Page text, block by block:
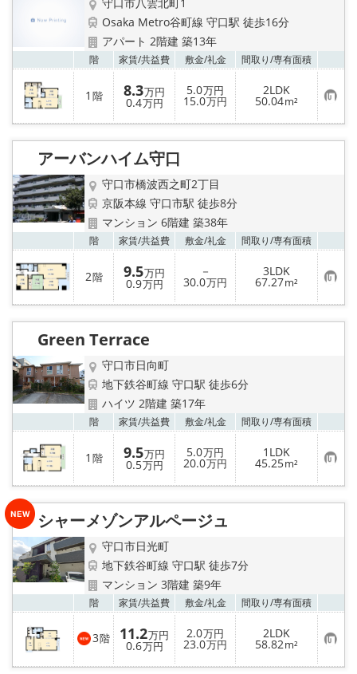
Osaka Metro谷町線 守口駅 徒歩16分
アパート 2階建 築13年
階 家賃/共益費 敷金/礼金 間取り/専有面積
1 階 8.3万円
0.4万円
5.0万円
15.0万円
2LDK
50.04m² お
気
に
り
アーバンハイム守口
守口市橋波西之町2丁目
京阪本線 守口市駅 徒歩8分
マンション 6階建 築38年
階 家賃/共益費 敷金/礼金 間取り/専有面積
2階 9.5万円
0.9万円
－
30.0万円
3LDK
67.27m² お
気
に
り
Green Terrace
守口市日向町
地下鉄谷町線 守口駅 徒歩6分
ハイツ 2階建 築17年
階 家賃/共益費 敷金/礼金 間取り/専有面積
1 階 9.5万円
0.5万円
5.0万円
20.0万円
1LDK
45.25m² お
気
に
り
シャーメゾンアルページュ
守口市日光町
地下鉄谷町線 守口駅 徒歩7分
マンション 3階建 築9年
階 家賃/共益費 敷金/礼金 間取り/専有面積
3階 11.2万円
0.6万円
2.0万円
23.0万円
2LDK
58.82m² お
気
に